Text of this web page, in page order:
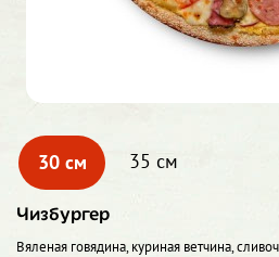
30 см 35 см
Чизбургер
Вяленая говядина, куриная ветчина,